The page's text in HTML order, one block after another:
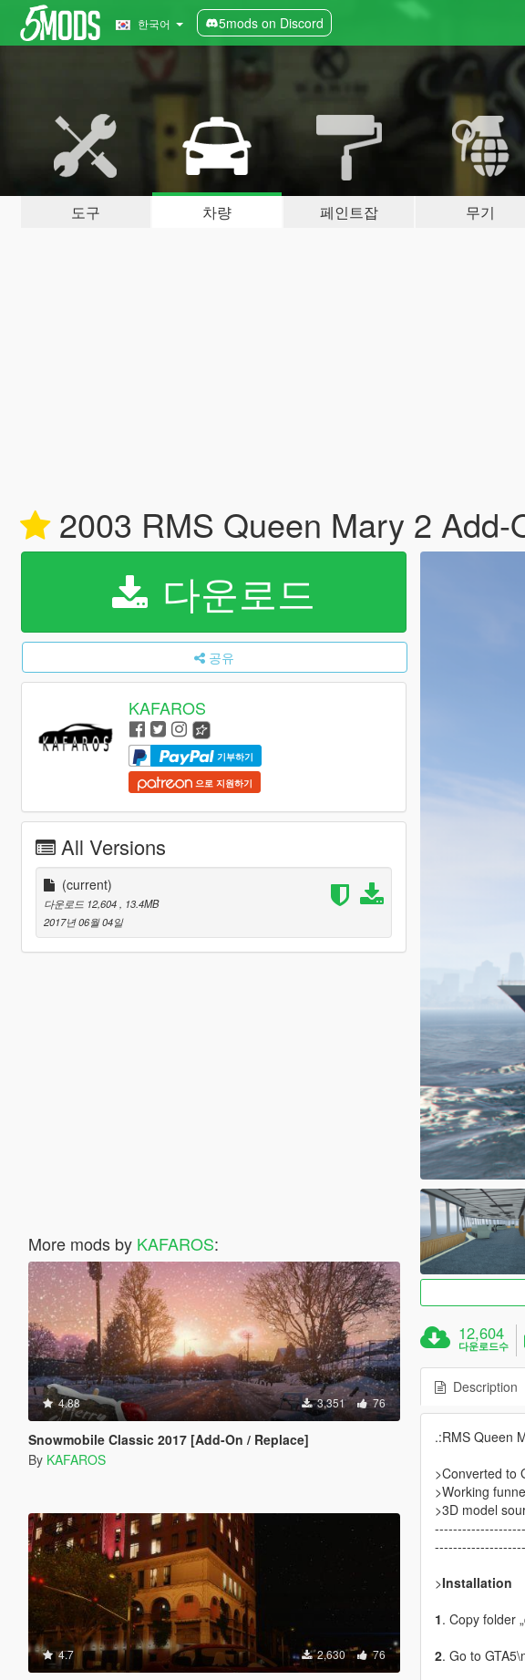
한국어 5mods on Discord
도구 차량 페인트잡 무기
2003 RMS Queen Mary 2 Add-
다운로드
공유
KAFAROS
기부하기
으로 지원하기
All Versions
(current)
다운로드 12,604
, 13.4MB
2017년 06월 04일
More mods by KAFAROS:
4.88 3,351 76
Snowmobile Classic 2017 [Add-On / Replace]
By KAFAROS
4.7 2,630 76
12,604
다운로드수
Description
.:RMS Queen
>Converted to
>Working
>3D model
>Installation
1. Copy folder
2. Go to